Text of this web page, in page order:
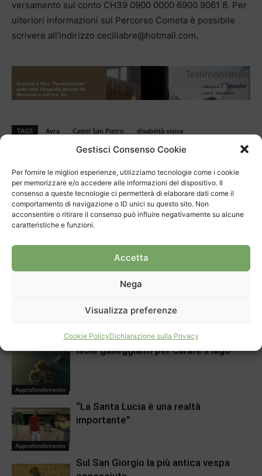
Gestisci Consenso Cookie
Per fornire le migliori esperienze, utilizziamo tecnologie come i cookie
per memorizzare e/o accedere alle informazioni del dispositivo. Il
consenso a queste tecnologie ci permetterà di elaborare dati come il
comportamento di navigazione o ID unici su questo sito. Non
acconsentire o ritirare il consenso può influire negativamente su alcune
caratteristiche e funzioni.
Accetta
Nega
Visualizza preferenze
Cookie PolicyDichiarazione sulla Privacy
versamento sul conto CH39 0900 0000 6900 9061 8. Per
ulteriori informazioni sul Percorso Cometa è possibile
scrivere all’indirizzo ceciliabre@hotmail.com.
TAGS Avra Castel San Pietro
disabilità visiva
Articolo precedente
La Festa della Musica: su il
Prossimo articolo
Edificabilità da limitare a
Approfondimento
Isole galleggianti per curare il lago
Approfondimento
“La Santa Lucia è una realtà
importante”
Sul San Giorgio la più antica vespa